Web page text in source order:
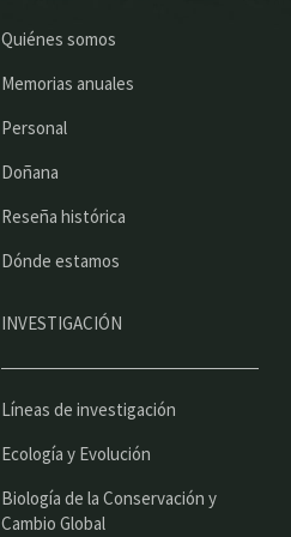
Quiénes somos
Memorias anuales
Personal
Doñana
Reseña histórica
Dónde estamos
INVESTIGACIÓN
Líneas de investigación
Ecología y Evolución
Biología de la Conservación y
Cambio Global